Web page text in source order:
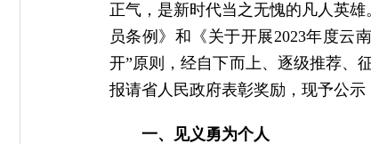
正气，是新时代当之无愧的凡人英
员条例》和《关于开展2023年度云
开”原则，经自下而上、逐级推荐、
报请省人民政府表彰奖励，现予公示
一、见义勇为个人